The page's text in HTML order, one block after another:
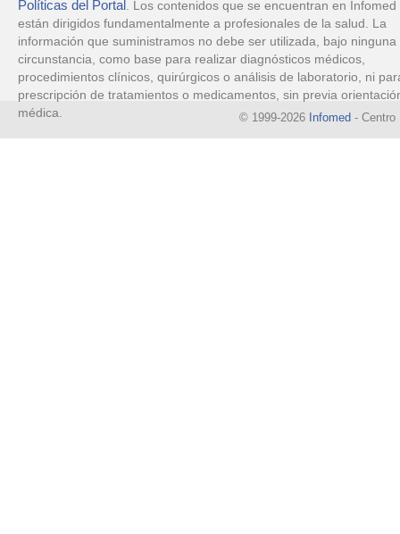
Políticas del Portal
. Los contenidos que se encuentran en Infomed
están dirigidos fundamentalmente a profesionales de la salud. La
información que suministramos no debe ser utilizada, bajo ninguna
circunstancia, como base para realizar diagnósticos médicos,
procedimientos clínicos, quirúrgicos o análisis de laboratorio, ni
prescripción de tratamientos o medicamentos, sin previa
médica.
© 1999-2026 Infomed - Centro